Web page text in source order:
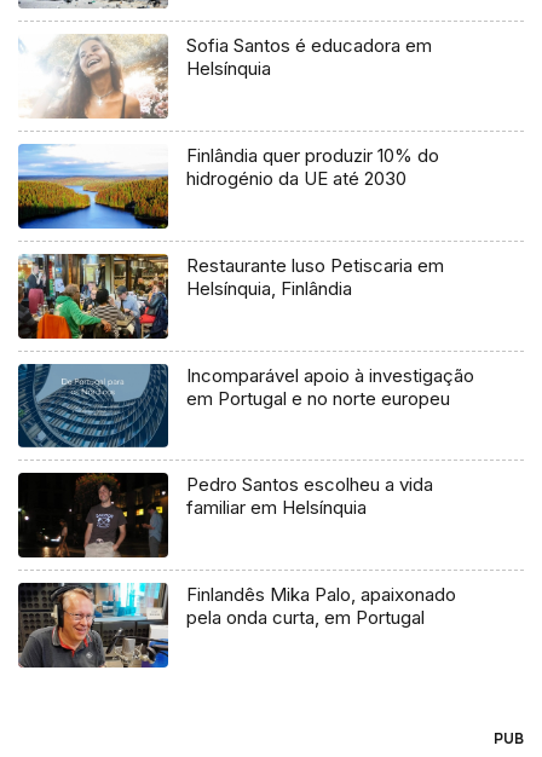
Sofia Santos é educadora em
Helsínquia
Finlândia quer produzir 10% do
hidrogénio da UE até 2030
Restaurante luso Petiscaria em
Helsínquia, Finlândia
Incomparável apoio à investigação
em Portugal e no norte europeu
Pedro Santos escolheu a vida
familiar em Helsínquia
Finlandês Mika Palo, apaixonado
pela onda curta, em Portugal
PUB